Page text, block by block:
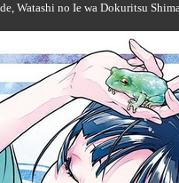
Watashi no Ie wa Dokuritsu